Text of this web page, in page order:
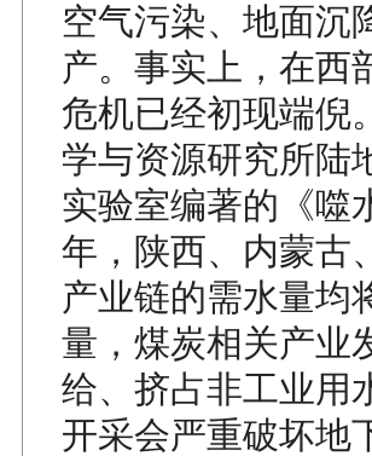
空气污染、地面沉
产。事实上，在西
危机已经初现端倪
学与资源研究所陆
实验室编著的《噬
年，陕西、内蒙古
产业链的需水量均
量，煤炭相关产业
给、挤占非工业用
开采会严重破坏地